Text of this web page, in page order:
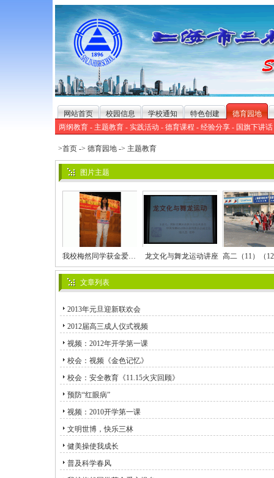
网站首页 校园信息 学校通知 特色创建
德育园地
两纲教育 - 主题教育 - 实践活动 - 德育课程 - 经验分享 - 国旗下讲话
>首页 -> 德育园地 -> 主题教育
图片主题
我校梅然同学获金爱心提名 龙文化与舞龙运动讲座
文章列表
2013年元旦迎新联欢会
2012届高三成人仪式视频
视频：2012年开学第一课
校会：视频《金色记忆》
校会：安全教育《11.15火灾回顾》
预防“红眼病”
视频：2010开学第一课
文明世博，快乐三林
健美操使我成长
普及科学春风